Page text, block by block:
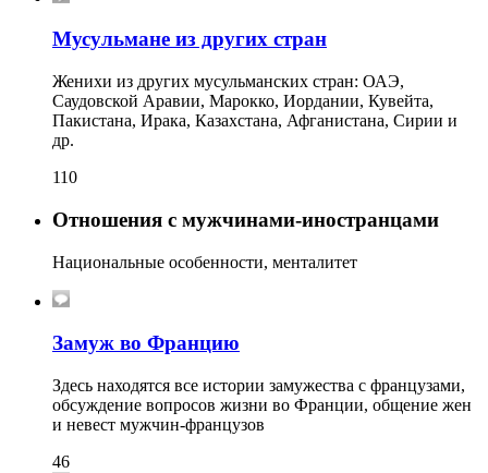
Мусульмане из других стран
Женихи из других мусульманских стран: ОАЭ,
Саудовской Аравии, Марокко, Иордании, Кувейта,
Пакистана, Ирака, Казахстана, Афганистана, Сирии и
др.
110
Отношения с мужчинами-иностранцами
Национальные особенности, менталитет
Замуж во Францию
Здесь находятся все истории замужества с французами,
обсуждение вопросов жизни во Франции, общение жен
и невест мужчин-французов
46